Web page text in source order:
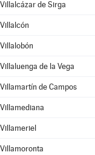
Villalcázar de Sirga
Villalcón
Villalobón
Villaluenga de la Vega
Villamartín de Campos
Villamediana
Villameriel
Villamoronta